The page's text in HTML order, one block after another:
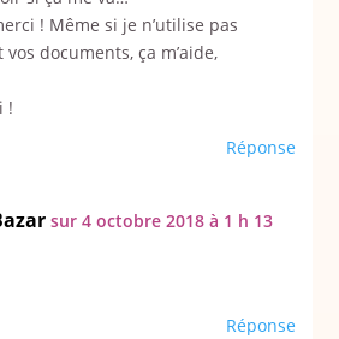
! Même si je n’utilise pas
documents, ça m’aide,
!
Réponse
sur 4 octobre 2018 à 1 h 13
Réponse